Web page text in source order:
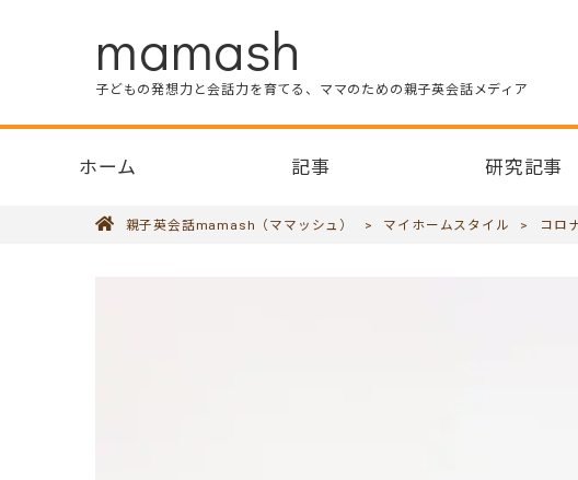
mamash
子どもの発想力と会話力を育てる、ママのための親子英会話メディア
ホーム 記事 研究記事
親子英会話mamash（ママッシュ） > マイホームスタイル > コロ